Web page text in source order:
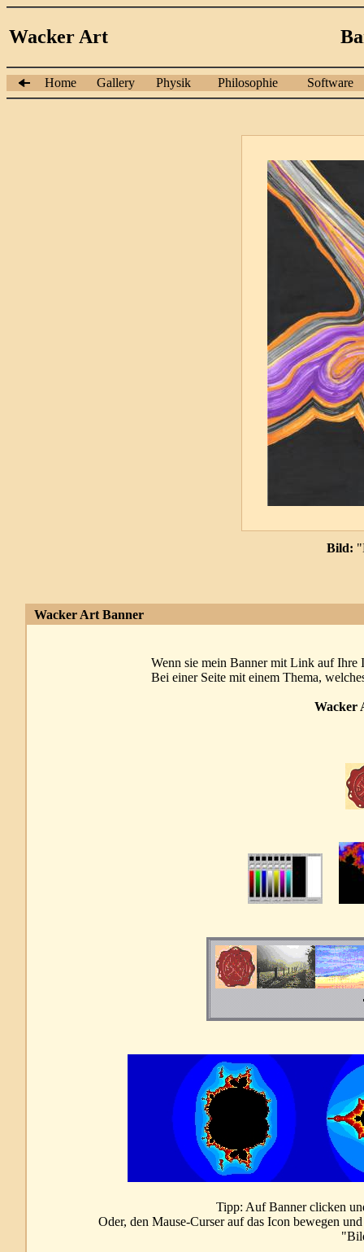
Wacker Art
Home Gallery Physik Philosophie Software
Bild:
Wacker Art Banner
Wenn sie mein Banner mit Link auf Ihre
Bei einer Seite mit einem Thema,
Wacker
Tipp: Auf Banner clicken
Oder, den Mause-Curser auf das Icon bewegen